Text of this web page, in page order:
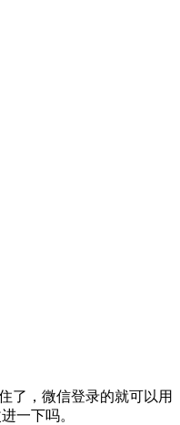
了，微信登录的就可以用
一下吗。